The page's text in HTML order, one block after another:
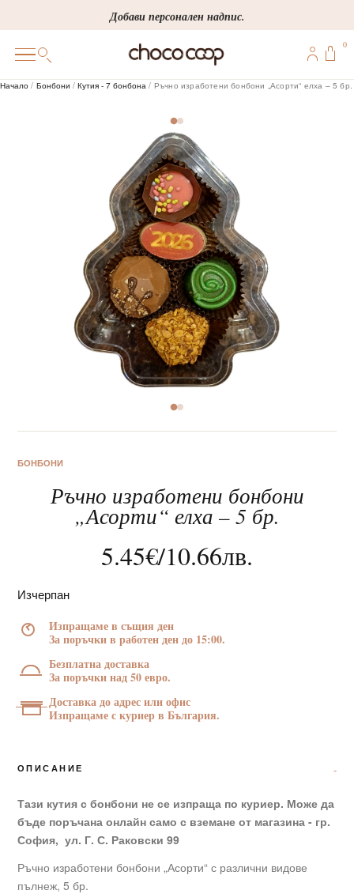
to
content
Добави персонален надпис.
КОРПОРАТИВНИ
ВИНЕНА СЕЛЕКЦИЯ
За нас
Клиентско обслужване
0
Начало / Бонбони /Кутия - 7 бонбона / Ръчно изработени бонбони „Асорти“ елха – 5 бр.
БОНБОНИ
Ръчно изработени бонбони
„Асорти“ елха – 5 бр.
5.45€/10.66лв.
Изчерпан
Изпращаме в същия ден
За поръчки в работен ден до 15:00.
Безплатна доставка
За поръчки над 50 евро.
Доставка до адрес или офис
Изпращаме с куриер в България.
ОПИСАНИЕ
Тази кутия с бонбони не се изпраща по куриер. Може да
бъде поръчана онлайн само с вземане от магазина - гр.
София, ул. Г. С. Раковски 99
Ръчно изработени бонбони „Асорти“ с различни видове
пълнеж, 5 бр.